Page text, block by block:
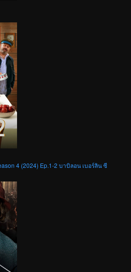
4 (2024) Ep.1-2 บาบิลอน เบอร์ลิน ซี